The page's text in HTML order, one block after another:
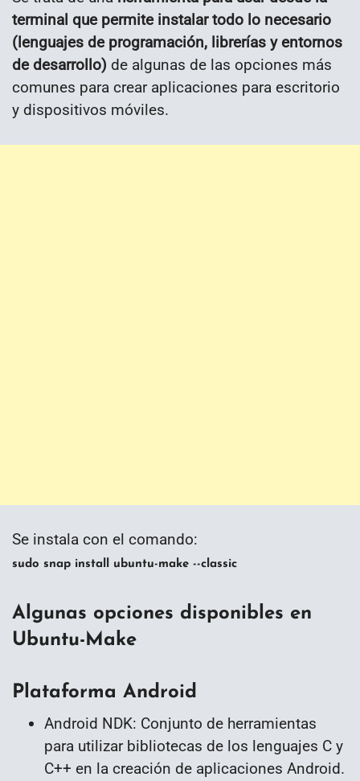
terminal que permite instalar todo lo necesario
(lenguajes de programación, librerías y entornos
de desarrollo) de algunas de las opciones más
comunes para crear aplicaciones para escritorio
y dispositivos móviles.
Se instala con el comando:
sudo snap install ubuntu-make --classic
Algunas opciones disponibles en
Ubuntu-Make
Plataforma Android
Android NDK: Conjunto de herramientas
para utilizar bibliotecas de los lenguajes C y
C++ en la creación de aplicaciones Android.